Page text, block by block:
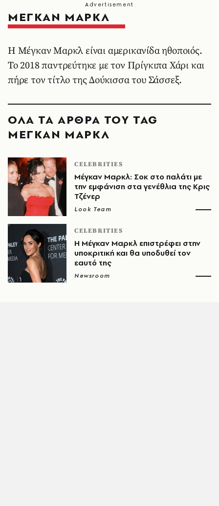
ΜΕΓΚΑΝ ΜΑΡΚΛ
Η Μέγκαν Μαρκλ είναι αμερικανίδα ηθοποιός.
Το 2018 παντρεύτηκε με τον Πρίγκιπα Χάρι και
πήρε τον τίτλο της Δούκισσα του Σάσσεξ.
ΟΛΑ ΤΑ ΑΡΘΡΑ ΤΟΥ TAG
ΜΕΓΚΑΝ ΜΑΡΚΛ
CELEBRITIES
Μέγκαν Μαρκλ: Σοκ στο παλάτι με
την εμφάνιση στα γενέθλια της Κρις
Τζένερ
Look Team
CELEBRITIES
Η Μέγκαν Μαρκλ επιστρέφει στην
υποκριτική και θα υποδυθεί τον
εαυτό της
Newsroom